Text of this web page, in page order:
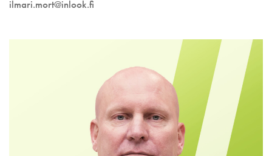
ilmari.mort@inlook.fi